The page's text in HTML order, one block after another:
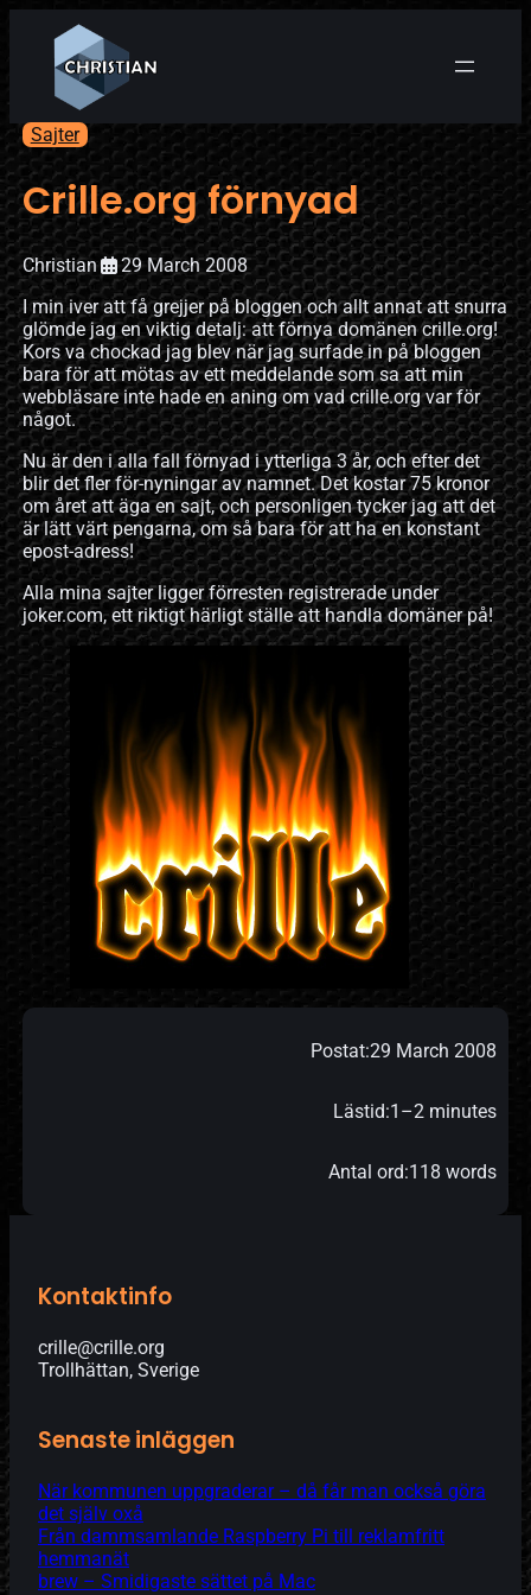
Sajter
Crille.org förnyad
Christian
29 March 2008
I min iver att få grejjer på bloggen och allt annat att snurra
glömde jag en viktig detalj: att förnya domänen crille.org!
Kors va chockad jag blev när jag surfade in på bloggen
bara för att mötas av ett meddelande som sa att min
webbläsare inte hade en aning om vad crille.org var för
något.
Nu är den i alla fall förnyad i ytterliga 3 år, och efter det
blir det fler för-nyningar av namnet. Det kostar 75 kronor
om året att äga en sajt, och personligen tycker jag att det
är lätt värt pengarna, om så bara för att ha en konstant
epost-adress!
Alla mina sajter ligger förresten registrerade under
joker.com, ett riktigt härligt ställe att handla domäner på!
Postat:29 March 2008
Lästid:1–2 minutes
Antal ord:118 words
Kontaktinfo
crille@crille.org
Trollhättan, Sverige
Senaste inläggen
När kommunen uppgraderar – då får man också göra
det själv oxå
Från dammsamlande Raspberry Pi till reklamfritt
hemmanät
brew – Smidigaste sättet på Mac